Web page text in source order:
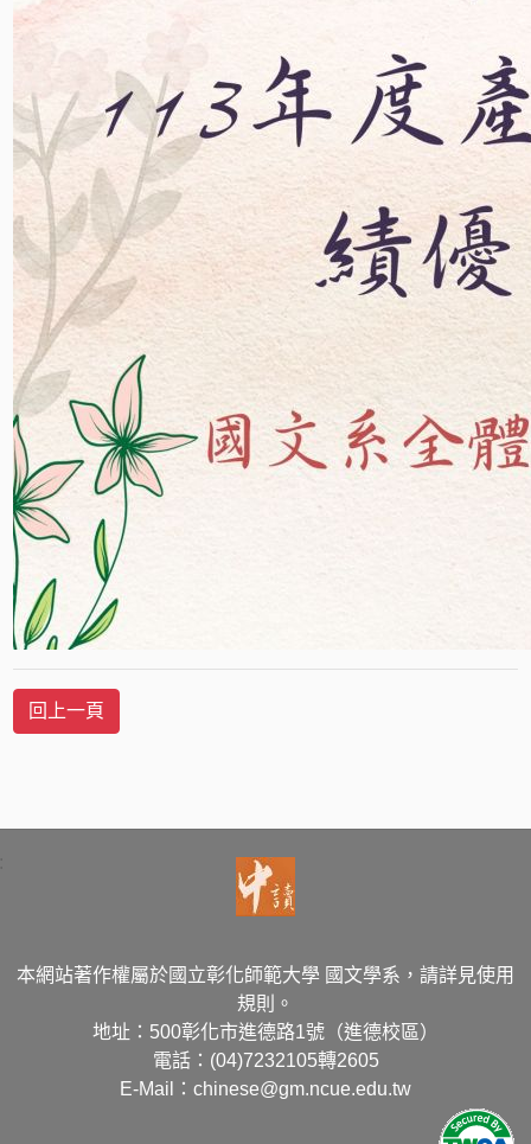
本網站著作權屬於國立彰化師範大學 國文學系，請詳見使用
規則。
地址：500彰化市進德路1號（進德校區）
電話：(04)7232105轉2605
E-Mail：chinese@gm.ncue.edu.tw